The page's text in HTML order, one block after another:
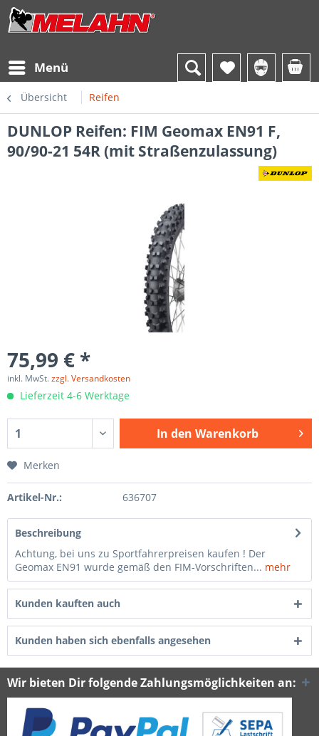
Menü
Übersicht Reifen
DUNLOP Reifen: FIM Geomax EN91 F,
90/90-21 54R (mit Straßenzulassung)
75,99 € *
inkl. MwSt.zzgl. Versandkosten
Lieferzeit 4-6 Werktage
In den Warenkorb
Merken
Artikel-Nr.: 636707
Beschreibung
Achtung, bei uns zu Sportfahrerpreisen kaufen ! Der
Geomax EN91 wurde gemäß den FIM-Vorschriften... mehr
Kunden kauften auch
Kunden haben sich ebenfalls angesehen
Wir bieten Dir folgende Zahlungsmöglichkeiten an: